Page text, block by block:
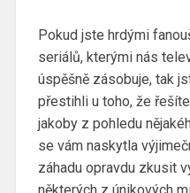
Pokud jste hrdými
seriálů, kterými nás
úspěšně zásobuje, tak
přestihli u toho, že
jakoby z pohledu
se vám naskytla
záhadu opravdu zkusit